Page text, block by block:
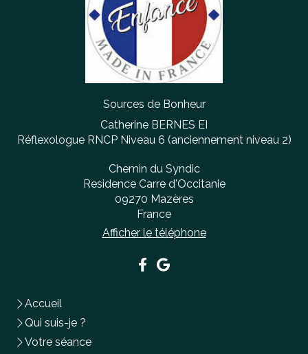
Sources de Bonheur
Catherine BERNES EI
Réflexologue RNCP Niveau 6 (anciennement niveau 2)
Chemin du Syndic
Residence Carre d'Occitanie
09270 Mazères
France
Afficher le téléphone
Accueil
Qui suis-je ?
Votre séance